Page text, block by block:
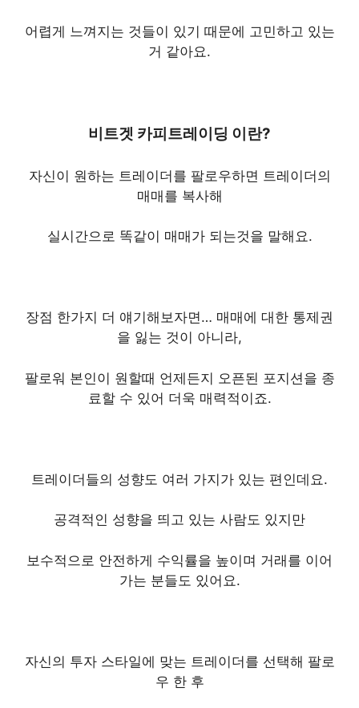
어렵게 느껴지는 것들이 있기 때문에 고민하고 있는
거 같아요.
비트겟 카피트레이딩 이란?
자신이 원하는 트레이더를 팔로우하면 트레이더의
매매를 복사해
실시간으로 똑같이 매매가 되는것을 말해요.
장점 한가지 더 얘기해보자면… 매매에 대한 통제권
을 잃는 것이 아니라,
팔로워 본인이 원할때 언제든지 오픈된 포지션을 종
료할 수 있어 더욱 매력적이죠.
트레이더들의 성향도 여러 가지가 있는 편인데요.
공격적인 성향을 띄고 있는 사람도 있지만
보수적으로 안전하게 수익률을 높이며 거래를 이어
가는 분들도 있어요.
자신의 투자 스타일에 맞는 트레이더를 선택해 팔로
우 한 후